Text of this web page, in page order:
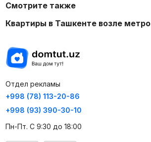
Смотрите также
Квартиры в Ташкенте возле метро
Отдел рекламы
+998 (78) 113-20-86
+998 (93) 390-30-10
Пн-Пт. С 9:30 до 18:00